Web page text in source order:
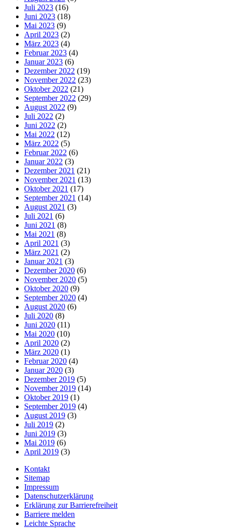
Juli 2023 (16)
Juni 2023 (18)
Mai 2023 (9)
April 2023 (2)
März 2023 (4)
Februar 2023 (4)
Januar 2023 (6)
Dezember 2022 (19)
November 2022 (23)
Oktober 2022 (21)
September 2022 (29)
August 2022 (9)
Juli 2022 (2)
Juni 2022 (2)
Mai 2022 (12)
März 2022 (5)
Februar 2022 (6)
Januar 2022 (3)
Dezember 2021 (21)
November 2021 (13)
Oktober 2021 (17)
September 2021 (14)
August 2021 (3)
Juli 2021 (6)
Juni 2021 (8)
Mai 2021 (8)
April 2021 (3)
März 2021 (2)
Januar 2021 (3)
Dezember 2020 (6)
November 2020 (5)
Oktober 2020 (9)
September 2020 (4)
August 2020 (6)
Juli 2020 (8)
Juni 2020 (11)
Mai 2020 (10)
April 2020 (2)
März 2020 (1)
Februar 2020 (4)
Januar 2020 (3)
Dezember 2019 (5)
November 2019 (14)
Oktober 2019 (1)
September 2019 (4)
August 2019 (3)
Juli 2019 (2)
Juni 2019 (3)
Mai 2019 (6)
April 2019 (3)
Kontakt
Sitemap
Impressum
Datenschutzerklärung
Erklärung zur Barrierefreiheit
Barriere melden
Leichte Sprache